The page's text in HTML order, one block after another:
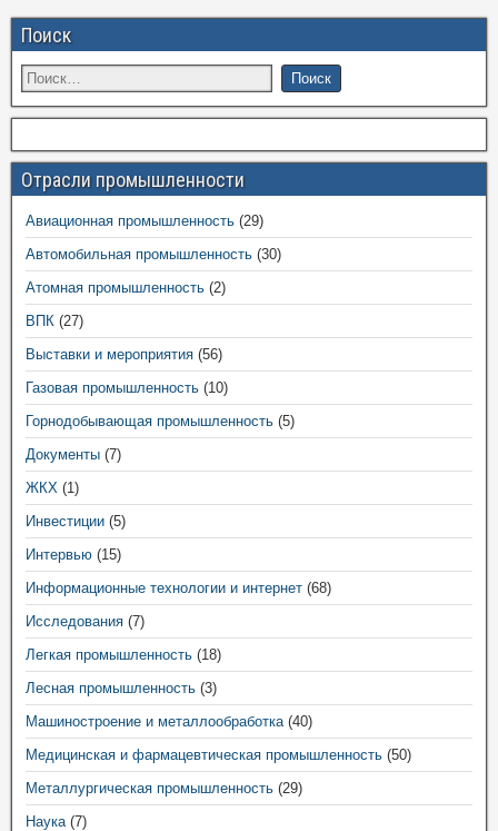
Поиск
Отрасли промышленности
Авиационная промышленность (29)
Автомобильная промышленность (30)
Атомная промышленность (2)
ВПК (27)
Выставки и мероприятия (56)
Газовая промышленность (10)
Горнодобывающая промышленность (5)
Документы (7)
ЖКХ (1)
Инвестиции (5)
Интервью (15)
Информационные технологии и интернет (68)
Исследования (7)
Легкая промышленность (18)
Лесная промышленность (3)
Машиностроение и металлообработка(40)
Медицинская и фармацевтическая промышленность (50)
Металлургическая промышленность (29)
Наука(7)